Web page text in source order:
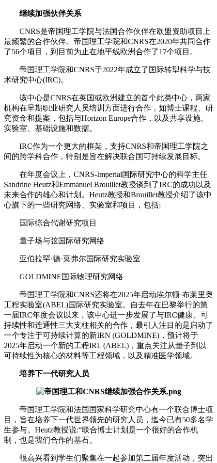
继续加强伙伴关系
CNRS是帝国理工学院与法国合作伙伴在欧盟资助项目上
最频繁的合作伙伴。帝国理工学院和CNRS在2020年共同合作
了56个项目，到目前为止在地平线欧洲合作了17个项目。
帝国理工学院和CNRS于2022年成立了国际转型科学与技
术研究中心(IRC)。
该中心是CNRS在英国或欧洲建立的首个此类中心，两家
机构在早期职业研究人员培训方面进行合作，如博士课程、研
究资金和提案，包括与Horizon Europe合作，以及共享设施、
实验室、基础设施和数据。
IRC作为一个更大的框架，支持CNRS和帝国理工学院之
间的跨学科合作，特别是旨在解决联合国可持续发展目标。
在年度会议上，CNRS-Imperial国际研究中心的科学主任
Sandrine Heutz和Emmanuel Brouillet教授谈到了IRC的成功以及
未来合作的雄心和计划。Heutz教授和Brouillet教授介绍了该中
心旗下的一些研究网络、实验室和项目，包括;
国际综合代谢研究项目
量子场与弦国际研究网络
亚伯拉罕·德·莫弗尔国际研究实验室
GOLDMINE国际物理研究网络
帝国理工学院和CNRS还将在2025年启动埃尔顿·布莱里奥
工程实验室(ABEL)国际研究实验室。自去年在巴黎举行的第
一届IRC年度会议以来，该中心进一步发展了与IRC健康、可
持续性和连通性三大支柱相关的合作，最引人注目的是启动了
一个专注于可持续计算的新IRN (GOLDMINE)，预计将于
2025年启动一个新的工程IRL (ABEL)，重点关注从量子到以
可持续性为核心的材料等工程领域，以及精准医学领域。
培养下一代研究人员
帝国理工学院和法国国家科学研究中心有一个联合博士项
目，旨在培养下一代世界领先的研究人员，迄今已有50多名学
生参与。Heutz教授说:“联合博士计划是一个很好的合作机
制，也是我们合作的基石。
很高兴看到学生们聚集在一起参加第二届年度活动，突出